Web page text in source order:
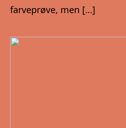
farveprøve, men […]